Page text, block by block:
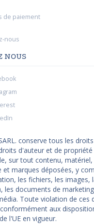
de paiement
nous
NOUS
conserve tous les
d'auteur et de propriété
sur tout contenu, matériel,
et marques déposées, y
les fichiers, les images,
les documents de
Toute violation de ces
aux
l'UE en vigueur.